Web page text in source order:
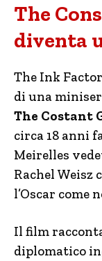
The
diventa
The Ink
di una
The Costant
circa 18 anni
Meirelles
Rachel Weisz
l’Oscar come
Il film
diplomatico